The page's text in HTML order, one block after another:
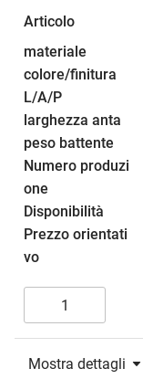
Mostra dettagli